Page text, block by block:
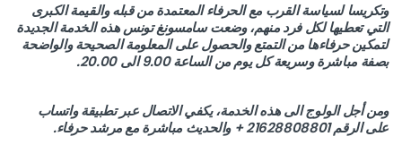
وتكريسا لسياسة القرب مع الحرفاء المعتمدة من قبله والقيمة الكبرى
التي تعطيها لكل فرد منهم، وضعت سامسونغ تونس هذه الخدمة الجديدة
لتمكين حرفاءها من التمتع والحصول على المعلومة الصحيحة والواضحة
بصفة مباشرة وسريعة كل يوم من الساعة 9.00 الى 20.00.
ومن أجل الولوج الى هذه الخدمة، يكفي الاتصال عبر تطبيقةواتساب
على الرقم 21628808801 + والحديث مباشرة مع مرشد حرفاء.